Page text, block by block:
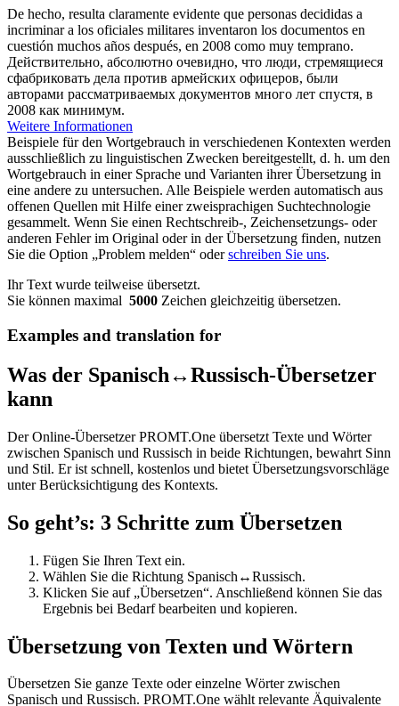
De hecho, resulta claramente evidente que personas decididas a
incriminara los oficiales militares inventaron los documentos en
cuestión muchos años después, en 2008 como muy temprano.
Действительно, абсолютно очевидно, что люди, стремящиеся
сфабриковать дела против армейских офицеров, были
авторами рассматриваемых документов много лет спустя, в
2008 как минимум.
Weitere Informationen
Beispiele für den Wortgebrauch in verschiedenen Kontexten werden
ausschließlich zu linguistischen Zwecken bereitgestellt, d. h. um den
Wortgebrauch in einer Sprache und Varianten ihrer Übersetzung in
eine andere zu untersuchen. Alle Beispiele werden automatisch aus
offenen Quellen mit Hilfe einer zweisprachigen Suchtechnologie
gesammelt. Wenn Sie einen Rechtschreib-, Zeichensetzungs- oder
anderen Fehler im Original oder in der Übersetzung finden, nutzen
Sie die Option „Problem melden“ oderschreiben Sie uns.
Ihr Text wurde teilweise übersetzt.
Sie können maximal 5000 Zeichen gleichzeitig übersetzen.
Examples and translation for
Was der Spanisch↔Russisch-Übersetzer
kann
Der Online-Übersetzer PROMT.One übersetzt Texte und Wörter
zwischen Spanisch und Russisch in beide Richtungen, bewahrt Sinn
und Stil. Er ist schnell, kostenlos und bietet Übersetzungsvorschläge
unter Berücksichtigung des Kontexts.
So geht’s: 3 Schritte zum Übersetzen
Fügen Sie Ihren Text ein.
Wählen Sie die Richtung Spanisch↔Russisch.
Klicken Sie auf „Übersetzen“. Anschließend können Sie das
Ergebnis bei Bedarf bearbeiten und kopieren.
Übersetzung von Texten und Wörtern
Übersetzen Sie ganze Texte oder einzelne Wörter zwischen
Spanisch und Russisch. PROMT.One wählt relevante Äquivalente